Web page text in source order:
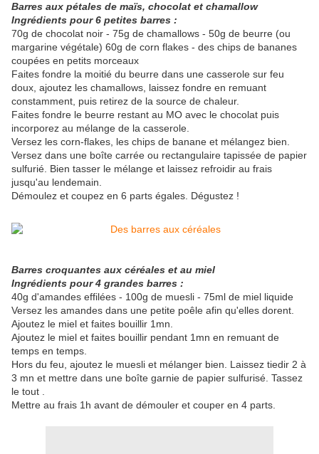
Barres aux pétales de maïs, chocolat et chamallow
Ingrédients pour 6 petites barres :
70g de chocolat noir - 75g de chamallows - 50g de beurre (ou
margarine végétale) 60g de corn flakes - des chips de bananes
coupées en petits morceaux
Faites fondre la moitié du beurre dans une casserole sur feu
doux, ajoutez les chamallows, laissez fondre en remuant
constamment, puis retirez de la source de chaleur.
Faites fondre le beurre restant au MO avec le chocolat puis
incorporez au mélange de la casserole.
Versez les corn-flakes, les chips de banane et mélangez bien.
Versez dans une boîte carrée ou rectangulaire tapissée de papier
sulfurié. Bien tasser le mélange et laissez refroidir au frais
jusqu'au lendemain.
Démoulez et coupez en 6 parts égales. Dégustez !
Barres croquantes aux céréales et au miel
Ingrédients pour 4 grandes barres :
40g d'amandes effilées - 100g de muesli - 75ml de miel liquide
Versez les amandes dans une petite poêle afin qu'elles dorent.
Ajoutez le miel et faites bouillir 1mn.
Ajoutez le miel et faites bouillir pendant 1mn en remuant de
temps en temps.
Hors du feu, ajoutez le muesli et mélanger bien. Laissez tiedir 2 à
3 mn et mettre dans une boîte garnie de papier sulfurisé. Tassez
le tout .
Mettre au frais 1h avant de démouler et couper en 4 parts.